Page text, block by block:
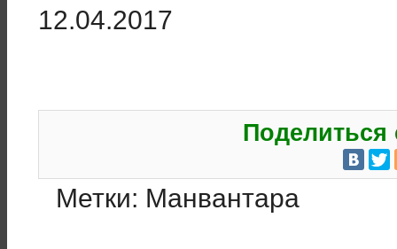
12.04.2017
Поделиться
Метки: Манвантара